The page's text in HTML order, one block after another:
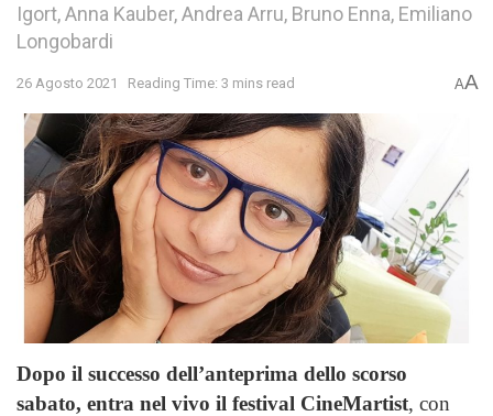
Igort, Anna Kauber, Andrea Arru, Bruno Enna, Emiliano
Longobardi
26 Agosto 2021 Reading Time: 3 mins read AA
Dopo il successo dell’anteprima dello scorso
sabato, entra nel vivo il festival CineMartist, con